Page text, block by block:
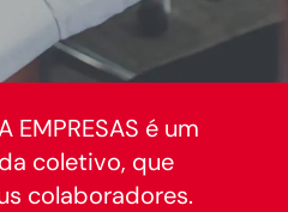
EMPRESAS é um
coletivo, que
colaboradores.